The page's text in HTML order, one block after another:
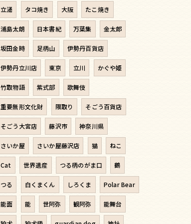
立涌 タコ焼き 大阪 たこ焼き
浦島太朗 日本書紀 万葉集 金太郎
坂田金時 足柄山 伊勢丹百貨店
伊勢丹立川店 東京 立川 かぐや姫
竹取物語 紫式部 歌舞伎
重要無形文化財 隈取り そごう百貨店
そごう大宮店 藤沢市 神奈川県
さいか屋 さいか屋藤沢店 猫 ねこ
Cat 世界遺産 つる柄のがま口 鶴
つる 白くまくん しろくま Polar Bear
能面 能 世阿弥 観阿弥 能舞台